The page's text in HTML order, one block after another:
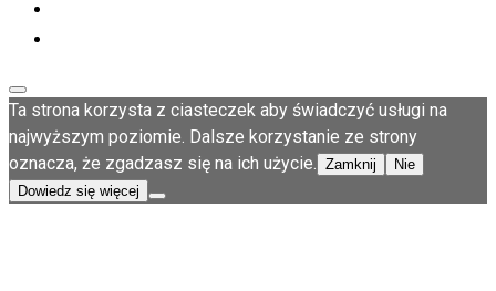
Ta strona korzysta z ciasteczek aby świadczyć usługi na
najwyższym poziomie. Dalsze korzystanie ze strony
oznacza, że zgadzasz się na ich użycie.
Zamknij
Nie
Dowiedz się więcej